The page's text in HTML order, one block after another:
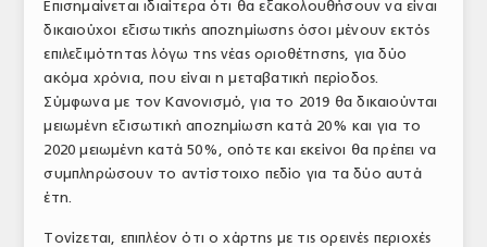
ΑΡΧΕΙΟ ΤΕΥΧΩΝ
ΣΥΝΕΔΡΙΟ ΚΡΕΑΤΟΣ
Επισημαίνεται ιδιαίτερα ότι θα εξακολουθήσουν να είναι
δικαιούχοι εξισωτικής αποζημίωσης όσοι μένουν εκτός
επιλεξιμότητας λόγω της νέας οριοθέτησης, για δύο
ακόμα χρόνια, που είναι η μεταβατική περίοδος.
Σύμφωνα με τον Κανονισμό, για το 2019 θα δικαιούνται
μειωμένη εξισωτική αποζημίωση κατά 20% και για το
2020 μειωμένη κατά 50%, οπότε και εκείνοι θα πρέπει να
συμπληρώσουν το αντίστοιχο πεδίο για τα δύο αυτά
έτη.
Τονίζεται, επιπλέον ότι ο χάρτης με τις ορεινές περιοχές